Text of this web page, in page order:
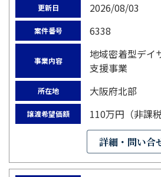
更新日 2026/08/03
案件番号 6338
事業内容
地域密着型デイ
支援事業
所在地 大阪府北部
譲渡希望価額 110万円（非課税
詳細・問い合